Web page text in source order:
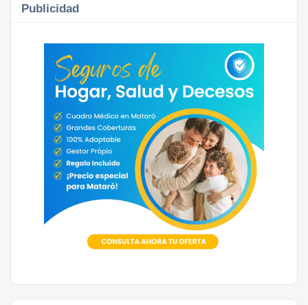
Publicidad